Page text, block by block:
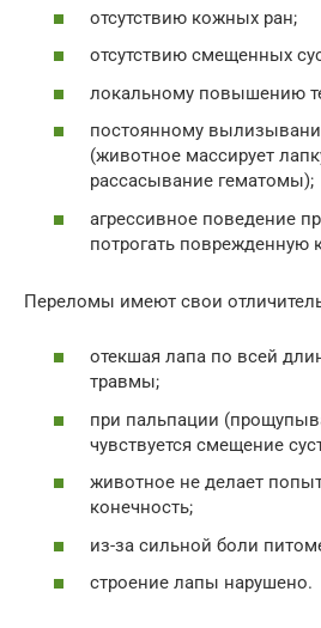
отсутствию кожных ран;
отсутствию смещенных
локальному повышению
постоянному
(животное массирует
рассасывание гематомы);
агрессивное поведение
потрогать поврежденную
Переломы имеют свои
отекшая лапа по всей
травмы;
при пальпации
чувствуется смещение
животное не делает
конечность;
из-за сильной боли
строение лапы нарушено.